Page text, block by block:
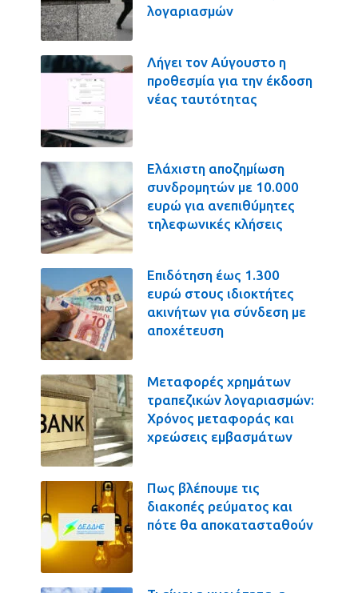
λογαριασμών
Λήγει τον Αύγουστο η
προθεσμία για την έκδοση
νέας ταυτότητας
Ελάχιστη αποζημίωση
συνδρομητών με 10.000
ευρώ για ανεπιθύμητες
τηλεφωνικές κλήσεις
Επιδότηση έως 1.300
ευρώ στους ιδιοκτήτες
ακινήτων για σύνδεση με
αποχέτευση
Μεταφορές χρημάτων
τραπεζικών λογαριασμών:
Χρόνος μεταφοράς και
χρεώσεις εμβασμάτων
Πως βλέπουμε τις
διακοπές ρεύματος και
πότε θα αποκατασταθούν